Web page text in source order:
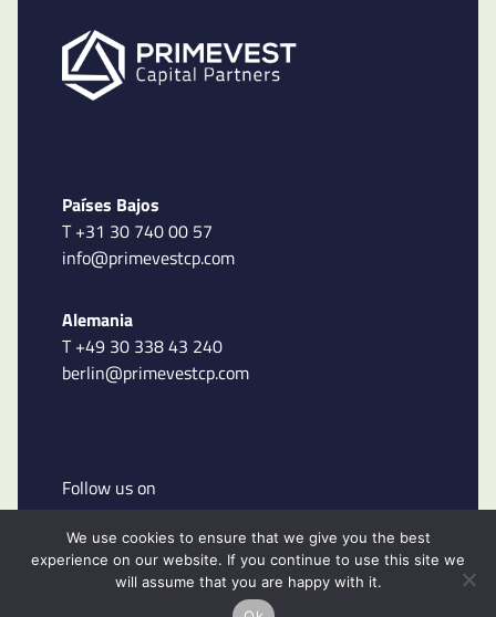
Países Bajos
T +31 30 740 00 57
info@primevestcp.com
Alemania
T +49 30 338 43 240
berlin@primevestcp.com
Follow us on
We use cookies to ensure that we give you the best
experience on our website. If you continue to use this site we
will assume that you are happy with it.